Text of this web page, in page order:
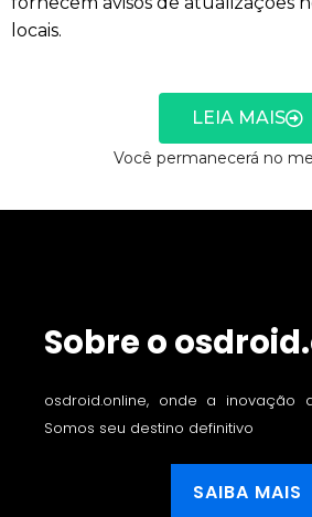
locais.
LEIA MAIS
Você permanecerá no
Sobre o
osdroid.online, onde a inovação
Somos seu destino definitivo
SAIBA MAIS